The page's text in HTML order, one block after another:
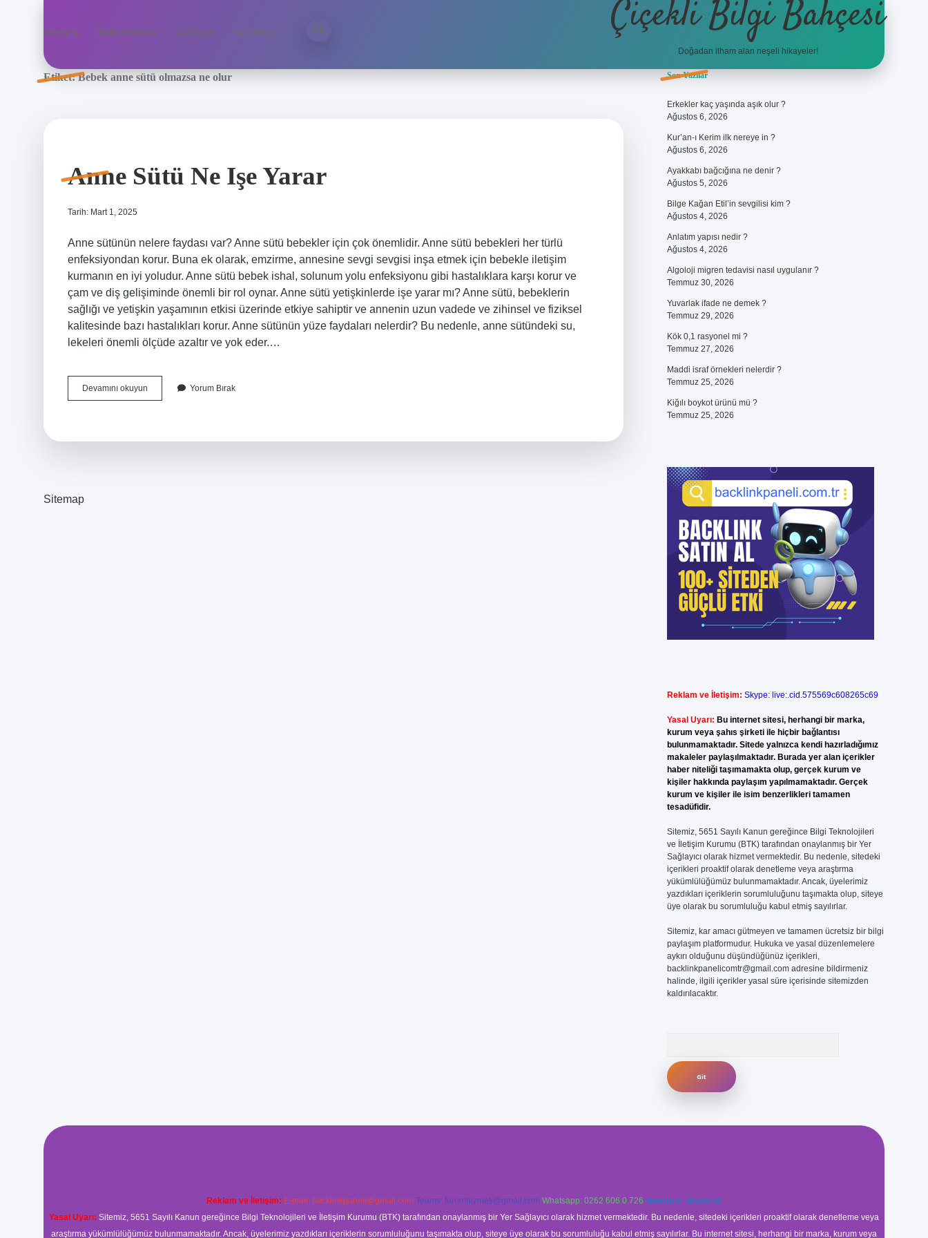
Anasayfa Gizlilik Politikası Yasal Uyarı Hakkımızda Çiçekli Bilgi Bahçesi
Doğadan ilham alan neşeli hikayeler!
Etiket:Bebek anne sütü olmazsa ne olur
Anne Sütü Ne Işe Yarar
Tarih: Mart 1, 2025
Anne sütünün nelere faydası var? Anne sütü bebekler için çok önemlidir. Anne sütü bebekleri her türlü
enfeksiyondan korur. Buna ek olarak, emzirme, annesine sevgi sevgisi inşa etmek için bebekle iletişim
kurmanın en iyi yoludur. Anne sütü bebek ishal, solunum yolu enfeksiyonu gibi hastalıklara karşı korur ve
çam ve diş gelişiminde önemli bir rol oynar. Anne sütü yetişkinlerde işe yarar mı? Anne sütü, bebeklerin
sağlığı ve yetişkin yaşamının etkisi üzerinde etkiye sahiptir ve annenin uzun vadede ve zihinsel ve fiziksel
kalitesinde bazı hastalıkları korur. Anne sütünün yüze faydaları nelerdir? Bu nedenle, anne sütündeki su,
lekeleri önemli ölçüde azaltır ve yok eder.…
Devamını okuyun
Sütü
Yorum Bırak
Sitemap
Sidebar
Son Yazılar
Erkekler kaç yaşında aşık olur ?
Ağustos 6, 2026
Kur’an-ı Kerim ilk nereye in ?
Ağustos 6, 2026
Ayakkabı bağcığına ne denir ?
Ağustos 5, 2026
Bilge Kağan Etil’in sevgilisi kim ?
Ağustos 4, 2026
Anlatım yapısı nedir ?
Ağustos 4, 2026
Algoloji migren tedavisi nasıl uygulanır ?
Temmuz 30, 2026
Yuvarlak ifade ne demek ?
Temmuz 29, 2026
Kök 0,1 rasyonel mi ?
Temmuz 27, 2026
Maddi israf örnekleri nelerdir ?
Temmuz 25, 2026
Kiğılı boykot ürünü mü ?
Temmuz 25, 2026
Reklam ve İletişim: Skype: live:.cid.575569c608265c69
Yasal Uyarı: Bu internet sitesi, herhangi bir marka,
kurum veya şahıs şirketi ile hiçbir bağlantısı
bulunmamaktadır. Sitede yalnızca kendi hazırladığımız
makaleler paylaşılmaktadır. Burada yer alan içerikler
haber niteliği taşımamakta olup, gerçek kurum ve
kişiler hakkında paylaşım yapılmamaktadır. Gerçek
kurum ve kişiler ile isim benzerlikleri tamamen
tesadüfidir.
Sitemiz, 5651 Sayılı Kanun gereğince Bilgi Teknolojileri
ve İletişim Kurumu (BTK) tarafından onaylanmış bir Yer
Sağlayıcı olarak hizmet vermektedir. Bu nedenle, sitedeki
içerikleri proaktif olarak denetleme veya araştırma
yükümlülüğümüz bulunmamaktadır. Ancak, üyelerimiz
yazdıkları içeriklerin sorumluluğunu taşımakta olup, siteye
üye olarak bu sorumluluğu kabul etmiş sayılırlar.
Sitemiz, kar amacı gütmeyen ve tamamen ücretsiz bir bilgi
paylaşım platformudur. Hukuka ve yasal düzenlemelere
aykırı olduğunu düşündüğünüz içerikleri,
backlinkpanelicomtr@gmail.comadresine bildirmeniz
halinde, ilgili içerikler yasal süre içerisinde sitemizden
kaldırılacaktır.
Reklam ve İletişim: E-mail: backlinkpaneli@gmail.com Teams: forumhizmeti@gmail.com Whatsapp: 0262 606 0 726 Telegram: @karabul
Yasal Uyarı: Sitemiz, 5651 Sayılı Kanun gereğince Bilgi Teknolojileri ve İletişim Kurumu (BTK) tarafından onaylanmış bir Yer Sağlayıcı olarak hizmet vermektedir. Bu nedenle, sitedeki içerikleri proaktif olarak denetleme veya
araştırma yükümlülüğümüz bulunmamaktadır. Ancak, üyelerimiz yazdıkları içeriklerin sorumluluğunu taşımakta olup, siteye üye olarak bu sorumluluğu kabul etmiş sayılırlar. Bu internet sitesi, herhangi bir marka, kurum veya